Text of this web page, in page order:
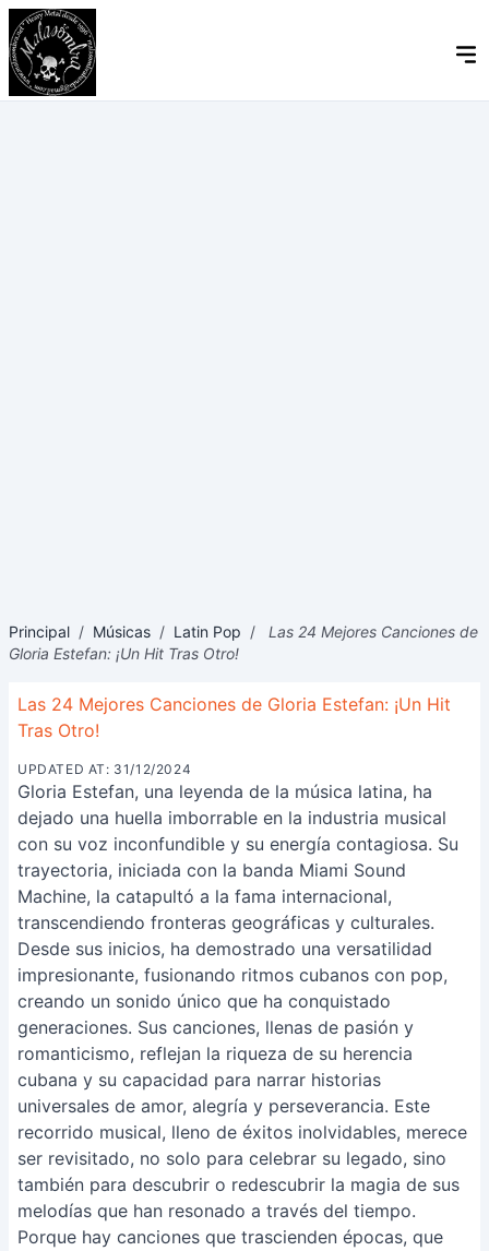
Principal / Músicas / Latin Pop /
Las 24 Mejores Canciones de
Gloria Estefan: ¡Un Hit Tras Otro!
Las 24 Mejores Canciones de Gloria Estefan: ¡Un Hit
Tras Otro!
UPDATED AT: 31/12/2024
Gloria Estefan, una leyenda de la música latina, ha
dejado una huella imborrable en la industria musical
con su voz inconfundible y su energía contagiosa. Su
trayectoria, iniciada con la banda Miami Sound
Machine, la catapultó a la fama internacional,
transcendiendo fronteras geográficas y culturales.
Desde sus inicios, ha demostrado una versatilidad
impresionante, fusionando ritmos cubanos con pop,
creando un sonido único que ha conquistado
generaciones. Sus canciones, llenas de pasión y
romanticismo, reflejan la riqueza de su herencia
cubana y su capacidad para narrar historias
universales de amor, alegría y perseverancia. Este
recorrido musical, lleno de éxitos inolvidables, merece
ser revisitado, no solo para celebrar su legado, sino
también para descubrir o redescubrir la magia de sus
melodías que han resonado a través del tiempo.
Porque hay canciones que trascienden épocas, que